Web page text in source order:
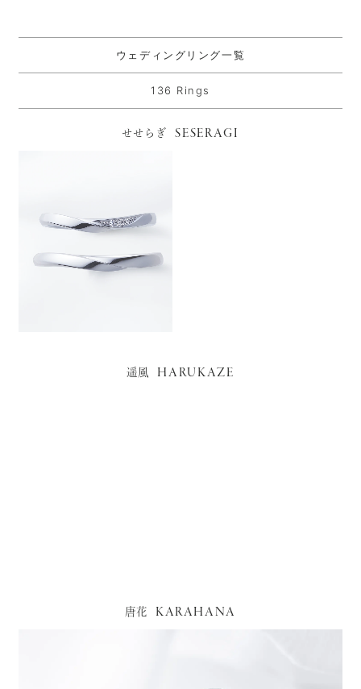
ウェディングリング一覧
136 Rings
せせらぎ SESERAGI
遥風 HARUKAZE
唐花 KARAHANA